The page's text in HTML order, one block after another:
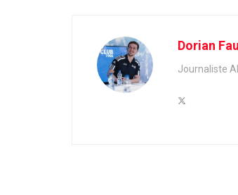
Dorian
Journaliste